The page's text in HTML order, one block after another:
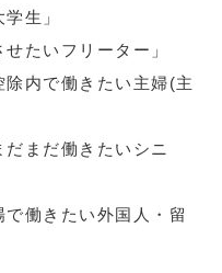
生」
たいフリーター」
除内で働きたい主婦(主
だまだ働きたいシニ
で働きたい外国人・留